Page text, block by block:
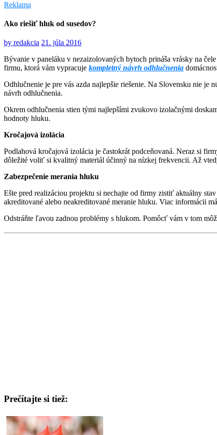
Reklama
Ako riešiť hluk od susedov?
by redakcia 21. júla 2016
Bývanie v paneláku v nezaizolovaných bytoch prináša vrásky na
firmu, ktorá vám vypracuje kompletný návrh odhlučnenia
Odhlučnenie je pre vás azda najlepšie riešenie. Na Slovensku nie
návrh odhlučnenia.
Okrem odhlučnenia stien tými najlepšími zvukovo izolačnými
hodnoty hluku.
Kročajová izolácia
Podlahová kročajová izolácia je častokrát podceňovaná. Neraz si
dôležité voliť si kvalitný materiál účinný na nízkej frekvencii. Až
Zabezpečenie merania hluku
Ešte pred realizáciou projektu si nechajte od firmy zistiť aktuálny
akreditované alebo neakreditované meranie hluku. Viac informácii
Odstráňte ľavou zadnou problémy s hlukom. Pomôcť vám v tom
Prečítajte si tiež: